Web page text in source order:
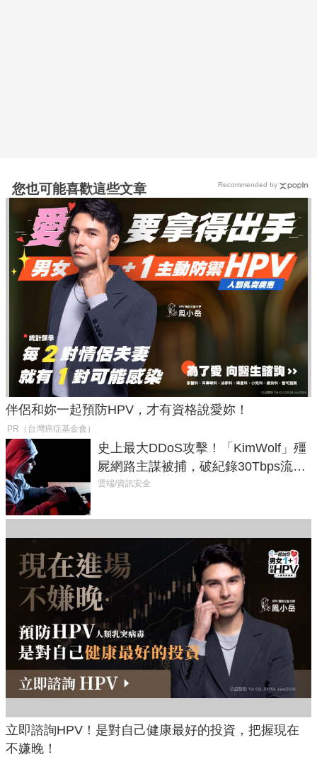
您也可能喜歡這些文章
伴侶和妳一起預防HPV，才有資格說愛妳！
PR（台灣癌症基金會）
史上最大DDoS攻擊！「KimWolf」殭
屍網路主謀被捕，破紀錄30Tbps流量
癱瘓全球！
雲端/資訊安全
立即諮詢HPV！是對自己健康最好的投資，把握現在
不嫌晚！
Recommended by